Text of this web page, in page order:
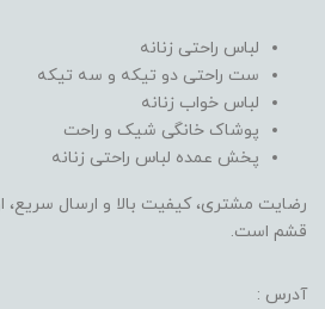
لباس راحتی زنانه
ست راحتی دو تیکه و سه تیکه
لباس خواب زنانه
پوشاک خانگی شیک و راحت
پخش عمده لباس راحتی زنانه
رضایت مشتری، کیفیت بالا و ارسال سریع،
قشم است.
آدرس :